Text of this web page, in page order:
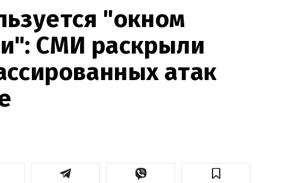
"окном
СМИ раскрыли
атак